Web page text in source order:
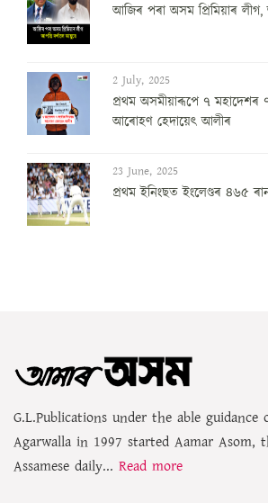
আজিৰ পৰা অসম প্ৰিমিয়াৰ লীগ,
2 July, 2025
প্ৰথম অসমীয়াৰূপে ৭ মহাদেশৰ
আৰোহণ হেদায়েৎ আলীৰ
23 June, 2025
প্ৰথম ইনিংছত ইংলেণ্ডৰ ৪৬৫
G.L.Publications under the able guidance
Agarwalla in 1997 started Aamar Asom,
Assamese daily... Read more